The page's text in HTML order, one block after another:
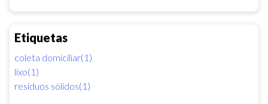
Etiquetas
coleta domiciliar(1)
lixo(1)
resíduos sólidos(1)